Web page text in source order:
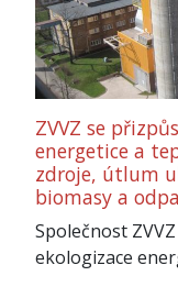
ZVVZ se
energetice a
zdroje, útlum
biomasy a
Společnost
ekologizace